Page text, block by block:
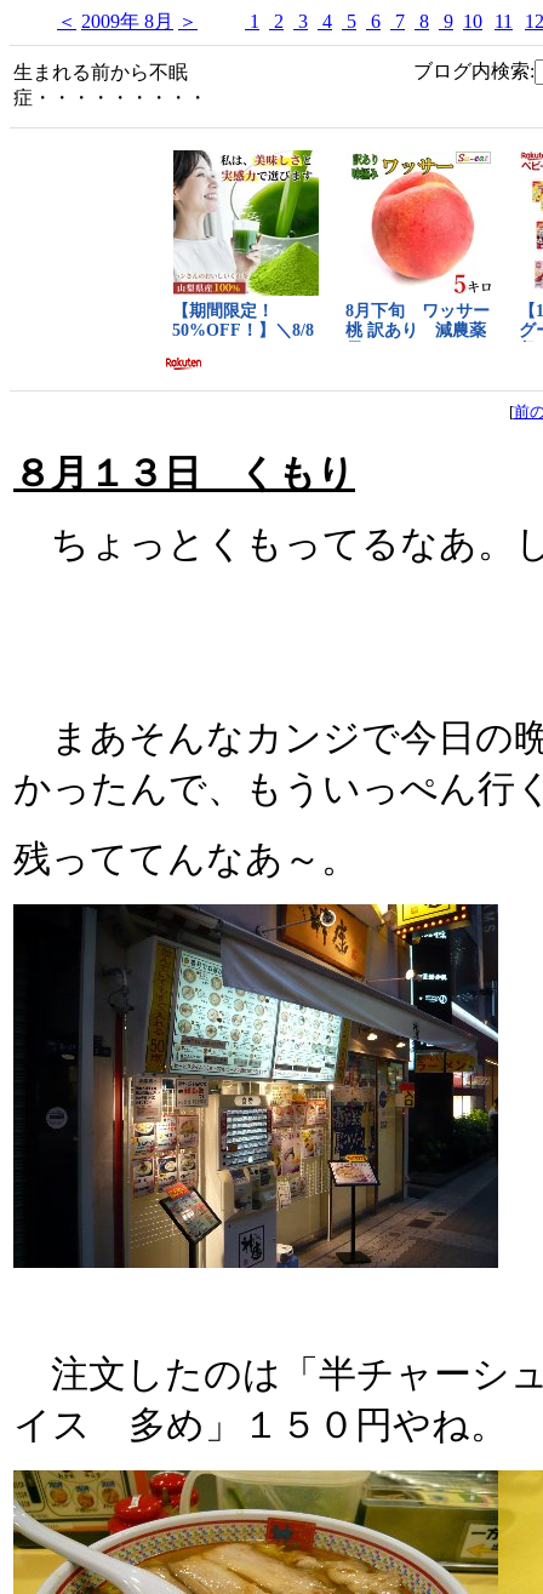
＜ 2009年 8月 ＞ 1 2 3 4 5 6 7 8 9 10 11 12
生まれる前から不眠
症・・・・・・・・・
ブログ内検索:
[前
８月１３日 くもり
ちょっとくもってるなあ。
まあそんなカンジで今日の
かったんで、もういっぺん行
残っててんなあ～。
注文したのは「半チャーシ
イス 多め」１５０円やね。